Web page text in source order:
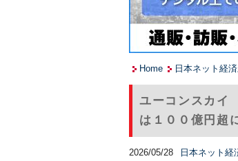
Home 日本ネット経
ユーコンスカイ
は１００億円超
2026/05/28 日本ネット経